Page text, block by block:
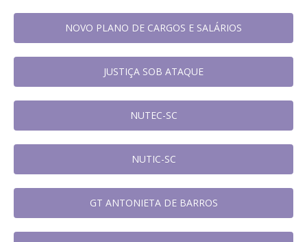
NOVO PLANO DE CARGOS E SALÁRIOS
JUSTIÇA SOB ATAQUE
NUTEC-SC
NUTIC-SC
GT ANTONIETA DE BARROS